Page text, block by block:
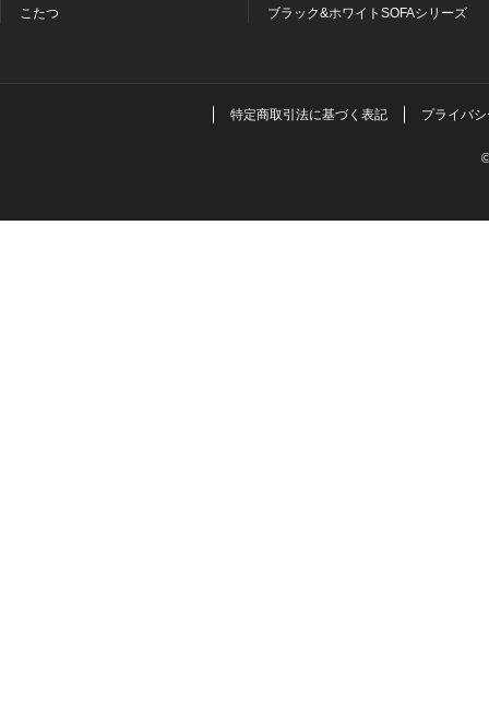
こたつ
ブラック&ホワイトSOFAシリーズ
特定商取引法に基づく表記 プライバ